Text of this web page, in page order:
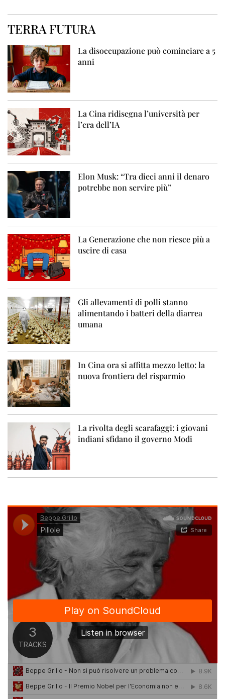
TERRA FUTURA
La disoccupazione può cominciare a 5
anni
La Cina ridisegna l’università per
l’era dell’IA
Elon Musk: “Tra dieci anni il denaro
potrebbe non servire più”
La Generazione che non riesce più a
uscire di casa
Gli allevamenti di polli stanno
alimentando i batteri della diarrea
umana
In Cina ora si affitta mezzo letto: la
nuova frontiera del risparmio
La rivolta degli scarafaggi: i giovani
indiani sfidano il governo Modi